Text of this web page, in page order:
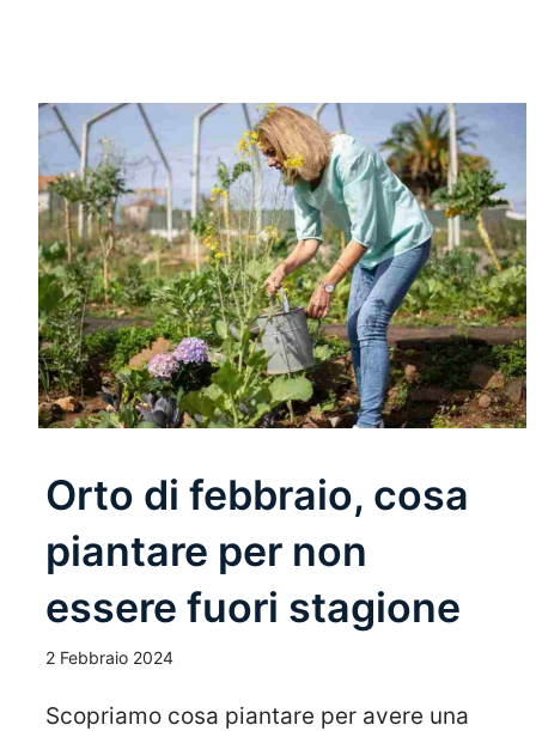
Orto di febbraio, cosa
piantare per non
essere fuori stagione
2 Febbraio 2024
Scopriamo cosa piantare per avere una